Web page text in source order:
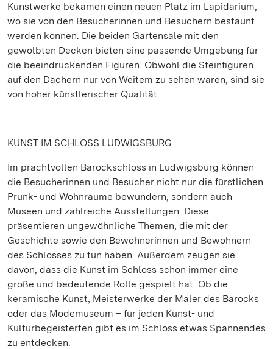
Kunstwerke bekamen einen neuen Platz im Lapidarium,
wo sie von den Besucherinnen und Besuchern bestaunt
werden können. Die beiden Gartensäle mit den
gewölbten Decken bieten eine passende Umgebung für
die beeindruckenden Figuren. Obwohl die Steinfiguren
auf den Dächern nur von Weitem zu sehen waren, sind sie
von hoher künstlerischer Qualität.
KUNST IM SCHLOSS LUDWIGSBURG
Im prachtvollen Barockschloss in Ludwigsburg können
die Besucherinnen und Besucher nicht nur die fürstlichen
Prunk- und Wohnräume bewundern, sondern auch
Museen und zahlreiche Ausstellungen. Diese
präsentieren ungewöhnliche Themen, die mit der
Geschichte sowie den Bewohnerinnen und Bewohnern
des Schlosses zu tun haben. Außerdem zeugen sie
davon, dass die Kunst im Schloss schon immer eine
große und bedeutende Rolle gespielt hat. Ob die
keramische Kunst, Meisterwerke der Maler des Barocks
oder das Modemuseum – für jeden Kunst- und
Kulturbegeisterten gibt es im Schloss etwas Spannendes
zu entdecken.